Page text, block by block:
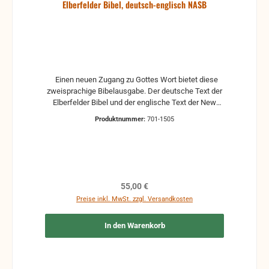
Elberfelder Bibel, deutsch-englisch NASB
zweisprachige Bibelausgabe. Der deutsche Text der
Elberfelder Bibel und der englische Text der New
Produktnummer: 701-1505
Regulärer Preis:
55,00 €
Preise inkl. MwSt. zzgl. Versandkosten
In den Warenkorb